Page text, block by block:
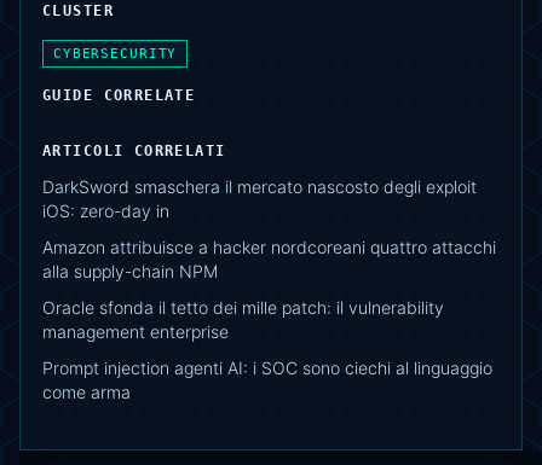
CLUSTER
CYBERSECURITY
GUIDE CORRELATE
ARTICOLI CORRELATI
DarkSword smaschera il mercato nascosto degli exploit
iOS: zero-day in
Amazon attribuisce a hacker nordcoreani quattro attacchi
alla supply-chain NPM
Oracle sfonda il tetto dei mille patch: il vulnerability
management enterprise
Prompt injection agenti AI: i SOC sono ciechi al linguaggio
come arma